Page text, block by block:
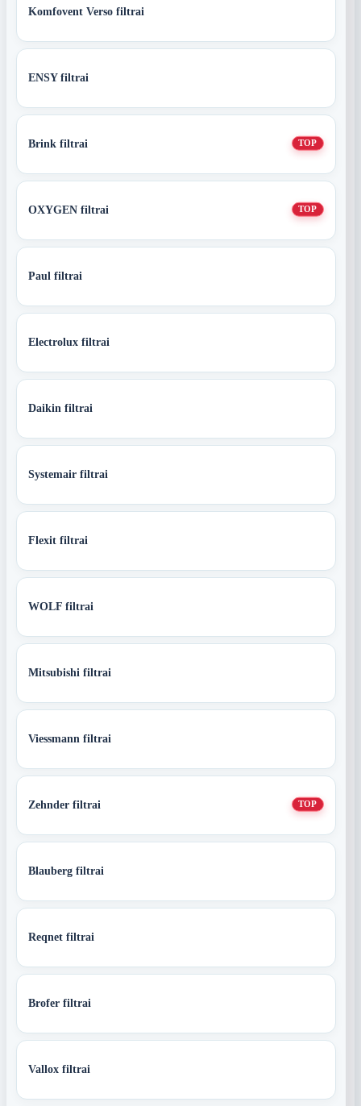
Komfovent Verso filtrai
ENSY filtrai
Brink filtrai TOP
OXYGEN filtrai TOP
Paul filtrai
Electrolux filtrai
Daikin filtrai
Systemair filtrai
Flexit filtrai
WOLF filtrai
Mitsubishi filtrai
Viessmann filtrai
Zehnder filtrai TOP
Blauberg filtrai
Reqnet filtrai
Brofer filtrai
Vallox filtrai